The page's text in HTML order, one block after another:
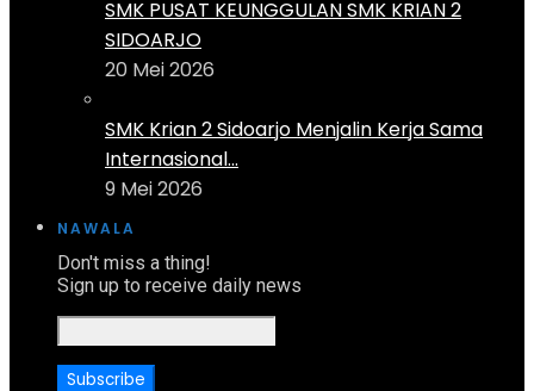
SMK PUSAT KEUNGGULAN SMK KRIAN 2
SIDOARJO
20 Mei 2026
SMK Krian 2 Sidoarjo Menjalin Kerja Sama
Internasional...
9 Mei 2026
NAWALA
Don't miss a thing!
Sign up to receive daily news